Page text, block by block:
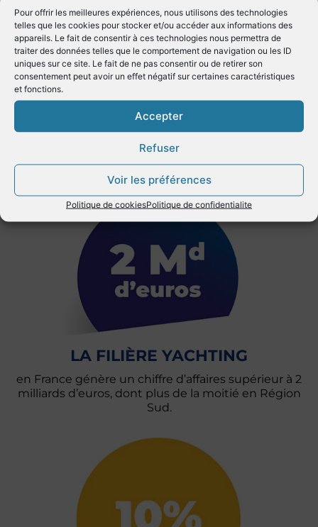
Pour offrir les meilleures expériences, nous utilisons des technologies
telles que les cookies pour stocker et/ou accéder aux informations des
appareils. Le fait de consentir à ces technologies nous permettra de
traiter des données telles que le comportement de navigation ou les ID
uniques sur ce site. Le fait de ne pas consentir ou de retirer son
consentement peut avoir un effet négatif sur certaines caractéristiques
et fonctions.
Accepter
Refuser
Voir les préférences
Politique de cookiesPolitique de confidentialite
DE LA FLOTTE
Région Sud en période estivale.
LA FILIÈRE YACHTING
en France génère un chiffre d’affaires supérieur à 2
milliards d’euros, dont plus de la moitié en Région
Sud.